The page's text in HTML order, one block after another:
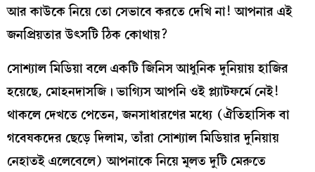
আর কাউকে নিয়ে তো সেভাবে করতে দেখি না! আপনার এই
জনপ্রিয়তার উৎসটি ঠিক কোথায়?
সোশ্যাল মিডিয়া বলে একটি জিনিস আধুনিক দুনিয়ায় হাজির
হয়েছে, মোহনদাসজি। ভাগ্যিস আপনি ওই প্ল্যাটফর্মে নেই!
থাকলে দেখতে পেতেন, জনসাধারণের মধ্যে (ঐতিহাসিক বা
গবেষকদের ছেড়ে দিলাম, তাঁরা সোশ্যাল মিডিয়ার দুনিয়ায়
নেহাতই এলেবেলে) আপনাকে নিয়ে মূলত দুটি মেরুতে